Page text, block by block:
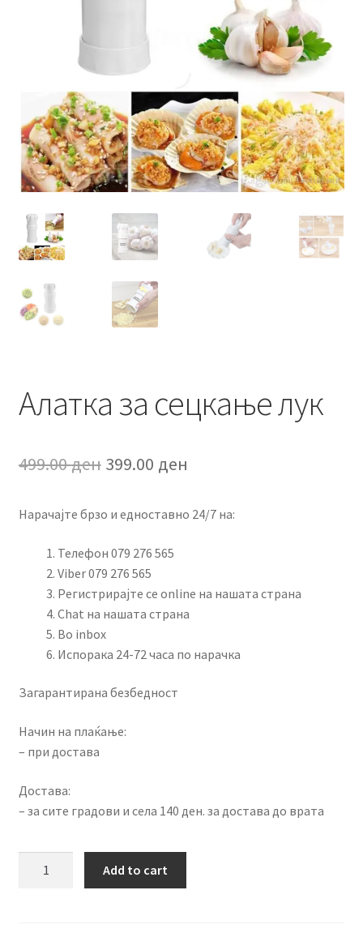
Услови за користење
Алатка за сецкање лук
499.00ден Original
was:
499.00 ден.
399.00 ден
is:
Нарачајте брзо и едноставно 24/7 на:
Телефон 079 276 565
Viber 079 276 565
Регистрирајте се online на нашата страна
Chat на нашата страна
Во inbox
Испорака 24-72 часа по нарачка
Загарантирана безбедност
Начин на плаќање:
– при достава
Достава:
– за сите градови и села 140 ден. за достава до врата
Add to cart